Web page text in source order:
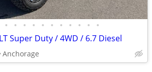
• • • • • • • • • • •
Super Duty / 4WD / 6.7 Diesel
Anchorage